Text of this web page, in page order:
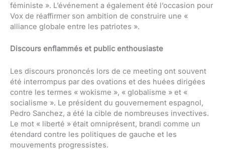
féministe ». L’événement a également été l’occasion pour
Vox de réaffirmer son ambition de construire une «
alliance globale entre les patriotes ».
Discours enflammés et public enthousiaste
Les discours prononcés lors de ce meeting ont souvent
été interrompus par des ovations et des huées dirigées
contre les termes « wokisme », « globalisme » et «
socialisme ». Le président du gouvernement espagnol,
Pedro Sanchez, a été la cible de nombreuses invectives.
Le mot « liberté » était omniprésent, brandi comme un
étendard contre les politiques de gauche et les
mouvements progressistes.